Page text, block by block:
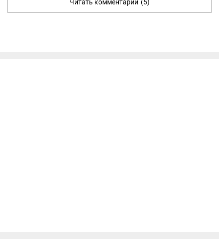
Читать комментарии (5)